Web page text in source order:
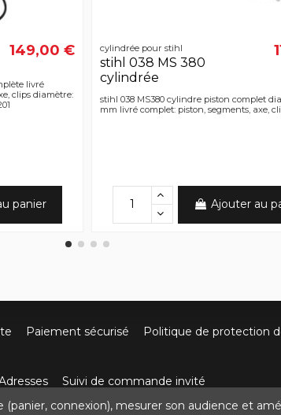
149,00 €
livré
clips diamètre:
panier
cylindrée pour stihl
stihl 038 MS 380
cylindrée
stihl 038 MS380 cylindre piston complet
mm livré complet: piston, segments, axe,
Ajouter au
Paiement sécurisé Politique de protection
Suivi de commande invité
connexion), mesurer son audience et